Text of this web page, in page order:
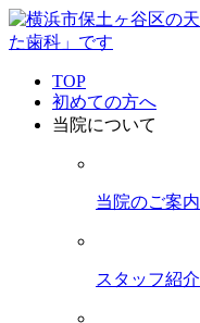
TOP
初めての方へ
当院について
当院のご案内
スタッフ紹介